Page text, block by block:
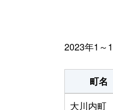
2023年1～
町名
大川内町